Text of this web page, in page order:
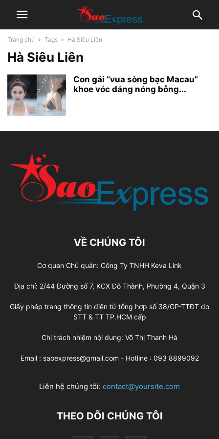
Trang chủ Tags Hà Siêu Liên
Hà Siêu Liên
Con gái “vua sòng bạc Macau”
khoe vóc dáng nóng bỏng...
VỀ CHÚNG TÔI
Cơ quan Chủ quản: Công Ty TNHH Keva Link
Địa chỉ: 2/44 Đường số 7, KCX Đô Thành, Phường 4, Quận 3
Giấy phép trang thông tin điện tử tổng hợp số 38/GP-TTĐT do
STT & TT TP.HCM cấp
Chị trách nhiệm nội dung: Võ Thị Thanh Hà
Email : saoexpress@gmail.com - Hotline : 093 8899092
Liên hệ chúng tôi: contact@yoursite.com
THEO DÕI CHÚNG TÔI